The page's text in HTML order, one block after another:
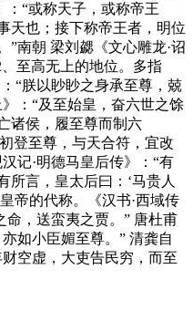
：“或称天子，或称帝王
天也；接下称帝王者，明位
”南朝 梁刘勰《文心雕龙·诏
至高无上的地位。多指
“朕以眇眇之身承至尊，兢
：“及至始皇，奋六世之馀
诸侯，履至尊而制六
登至尊，与天合符，宜改
记·明德马皇后传》：“有
所言，皇太后曰：‘马贵人
帝的代称。《汉书·西域传
命，送蛮夷之贾。” 唐杜甫
如小臣媚至尊。” 清龚自
空虚，大吏告民穷，而至